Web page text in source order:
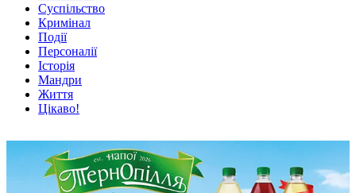
Суспільство
Кримінал
Події
Персоналії
Історія
Мандри
Життя
Цікаво!